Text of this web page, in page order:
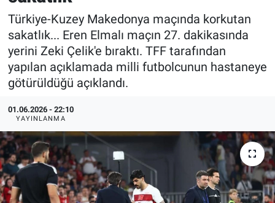
Türkiye-Kuzey Makedonya maçında korkutan
sakatlık... Eren Elmalı maçın 27. dakikasında
yerini Zeki Çelik'e bıraktı. TFF tarafından
yapılan açıklamada milli futbolcunun hastaneye
götürüldüğü açıklandı.
01.06.2026 - 22:10
YAYINLANMA
Özel Haberler
Yazarlar
Dünya
Medya
Özel Haberler
Kadın
Erişim Bilgileri
Sağlık
Haber Arşivi